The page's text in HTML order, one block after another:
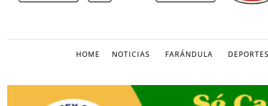
HOME NOTICIAS FARÁNDULA DEPORTES